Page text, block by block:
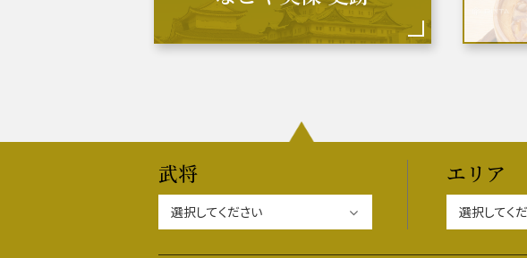
豊臣秀吉と名古屋の関係 秀吉関連 史跡 一覧
徳川家康と名古屋の関係 家康関連 史跡 一覧
武将 エリア